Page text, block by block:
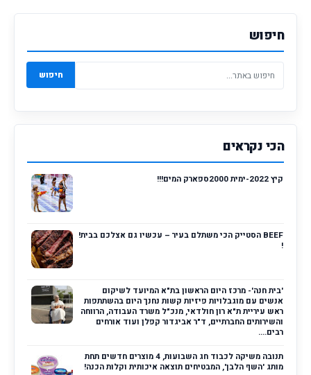
חיפוש
חיפוש
הכי נקראים
קיץ 2022-ימית 2000ספארק המים!!!
BEEF הסטייק הכי משתלם בעיר – עכשיו גם אצלכם בבית!
!
'בית חנה'- מרכז היום הראשון בת"א המיועד לשיקום
אנשים עם מוגבלויות פיזיות קשות נחנך היום בהשתתפות
ראש עיריית ת"א רון חולדאי, מנכ"ל משרד העבודה, הרווחה
והשירותים החברתיים, ד"ר אביגדור קפלן ועוד אורחים
רבים....
תנובה משיקה לכבוד חג השבועות, 4 מוצרים חדשים תחת
מותג 'השף הלבן', המבטיחים תוצאה איכותית וקלות הכנה!